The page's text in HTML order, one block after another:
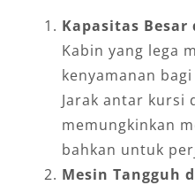
Kapasitas Besar
Kabin yang lega
kenyamanan
Jarak antar kursi
memungkinkan
bahkan untuk
Mesin Tangguh